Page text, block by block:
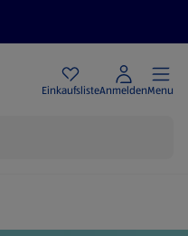
EinkaufslisteAnmeldenMenu